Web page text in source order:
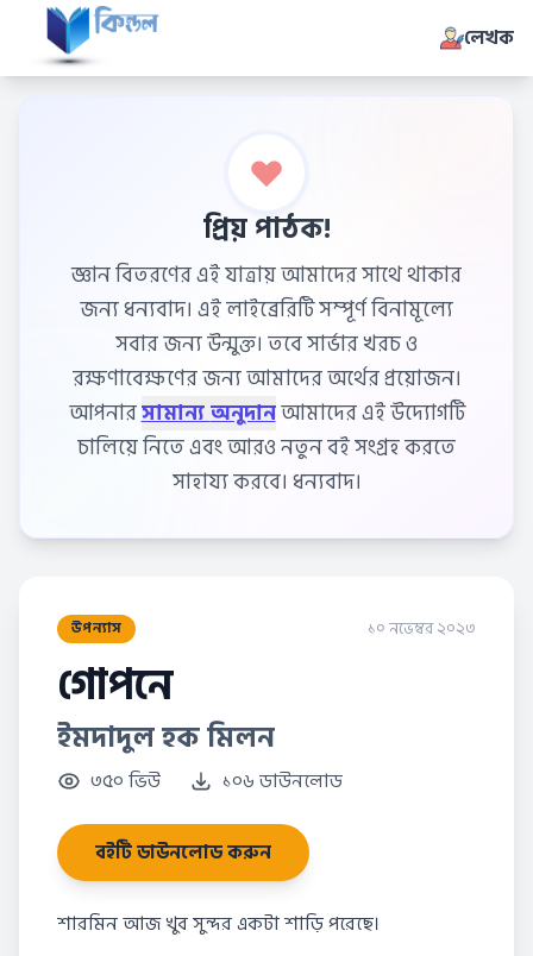
লেখক
প্রিয় পাঠক!
জ্ঞান বিতরণের এই যাত্রায় আমাদের সাথে থাকার
জন্য ধন্যবাদ। এই লাইব্রেরিটি সম্পূর্ণ বিনামূল্যে
সবার জন্য উন্মুক্ত। তবে সার্ভার খরচ ও
রক্ষণাবেক্ষণের জন্য আমাদের অর্থের প্রয়োজন।
আপনার
সামান্য অনুদানআমাদের এই উদ্যোগটি
চালিয়ে নিতে এবং আরও নতুন বই সংগ্রহ করতে
সাহায্য করবে। ধন্যবাদ।
উপন্যাস ১০ নভেম্বর ২০২৩
গোপনে
ইমদাদুল হক মিলন
৩৫০ ভিউ ১০৬ ডাউনলোড
বইটি ডাউনলোড করুন
শারমিন আজ খুব সুন্দর একটা শাড়ি পরেছে।